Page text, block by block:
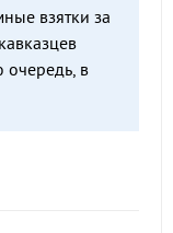
взятки за
очередь, в